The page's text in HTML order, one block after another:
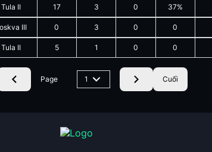
II 17 3 0 37%
III 0 3 0 0
II 5 1 0 0
Page 1 Cuối